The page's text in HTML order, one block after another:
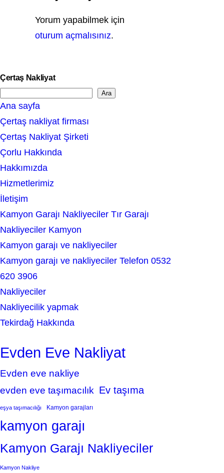
Yorum yapabilmek için
oturum açmalısınız.
Çertaş Nakliyat
e
a
r
c
h
Ara
Ana sayfa
Çertaş nakliyat firması
Çertaş Nakliyat Şirketi
Çorlu Hakkında
Hakkımızda
Hizmetlerimiz
İletişim
Kamyon Garajı Nakliyeciler Tır Garajı
Nakliyeciler Kamyon
Kamyon garajı ve nakliyeciler
Kamyon garajı ve nakliyeciler Telefon 0532
620 3906
Nakliyeciler
Nakliyecilik yapmak
Tekirdağ Hakkında
Evden Eve Nakliyat
Evden eve nakliye
evden eve taşımacılık Ev taşıma
eşya taşımacılığı Kamyon garajları
kamyon garajı
Kamyon Garajı Nakliyeciler
Kamyon Nakliye